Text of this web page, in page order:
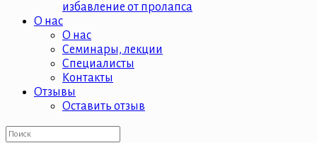
избавление от пролапса
О нас
О нас
Семинары, лекции
Специалисты
Контакты
Отзывы
Оставить отзыв